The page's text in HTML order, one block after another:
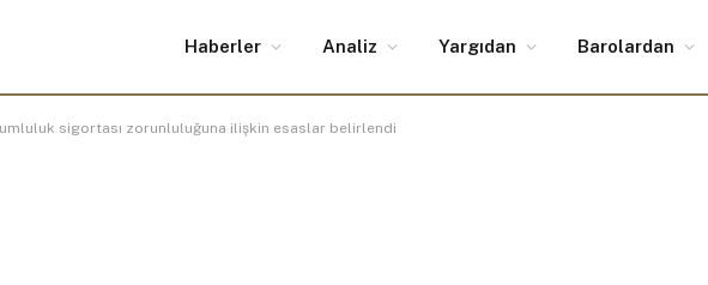
Haberler Analiz Yargıdan Barolardan
sigortası zorunluluğuna ilişkin esaslar belirlendi